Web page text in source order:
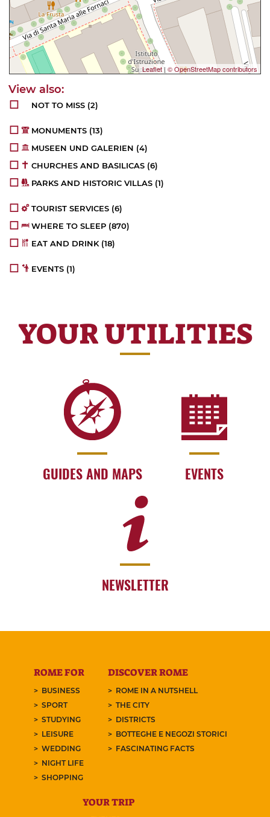
Leaflet| © OpenStreetMap contributors
NOT TO MISS (2)
MONUMENTS (13)
MUSEEN UND GALERIEN (4)
CHURCHES AND BASILICAS (6)
PARKS AND HISTORIC VILLAS (1)
TOURIST SERVICES (6)
WHERE TO SLEEP (870)
EAT AND DRINK (18)
EVENTS (1)
YOUR UTILITIES
GUIDES AND MAPS EVENTS
NEWSLETTER
ROME FOR
BUSINESS
SPORT
STUDYING
LEISURE
WEDDING
NIGHT LIFE
SHOPPING
DISCOVER ROME
ROME IN A NUTSHELL
THE CITY
DISTRICTS
BOTTEGHE E NEGOZI STORICI
FASCINATING FACTS
YOUR TRIP